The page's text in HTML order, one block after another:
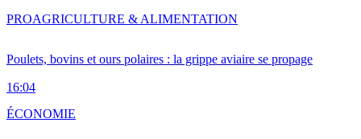
Poulets, bovins et ours polaires : la grippe aviaire se propage
16:04
PROAGRICULTURE & ALIMENTATION
ÉCONOMIE